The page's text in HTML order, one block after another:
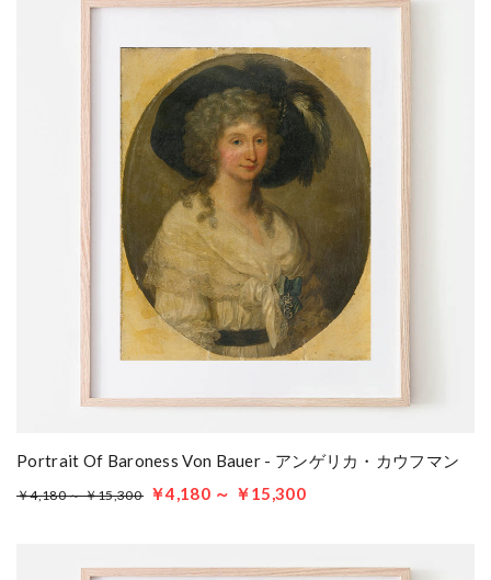
Portrait Of Baroness Von Bauer - アンゲリカ・カウフマン
￥4,180 ～ ￥15,300 ￥4,180 ～ ￥15,300